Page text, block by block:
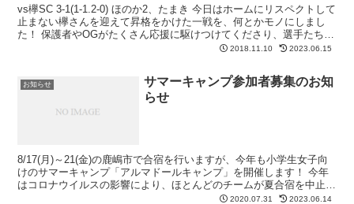
vs欅SC 3-1(1-1.2-0) ほのか2、たまき 今日はホームにリスペクトして
止まない欅さんを迎えて昇格をかけた一戦を、何とかモノにしまし
た！ 保護者やOGがたくさん応援に駆けつけてくださり、選手たちも
2018.11.10 2023.06.15
お知らせ
サマーキャンプ参加者募集のお知
らせ
8/17(月)～21(金)の鹿嶋市で合宿を行いますが、今年も小学生女子向
けのサマーキャンプ「アルマドールキャンプ」を開催します！ 今年
はコロナウイルスの影響により、ほとんどのチームが夏合宿を中止に
しているかと思いますので、人混みの東京を抜け...
2020.07.31 2023.06.14